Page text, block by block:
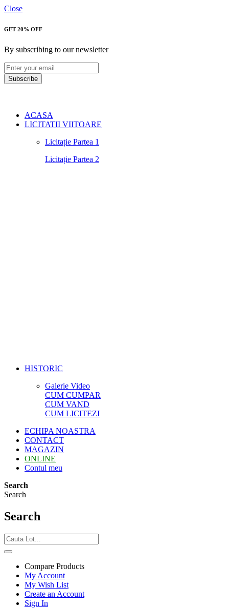
Close
GET 20% OFF
By subscribing to our newsletter
Subscribe
ACASA
LICITATII VIITOARE
Licitație Partea 1
Licitație Partea 2
HISTORIC
Galerie Video
CUM CUMPAR
CUM VAND
CUM LICITEZI
ECHIPA NOASTRA
CONTACT
MAGAZIN
ONLINE
Contul meu
Search
Search
Search
Compare Products
My Account
My Wish List
Create an Account
Sign In